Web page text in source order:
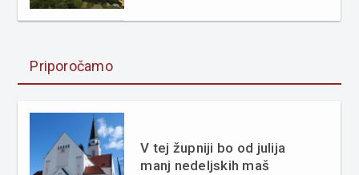
Priporočamo
V tej župniji bo od julija
manj nedeljskih maš